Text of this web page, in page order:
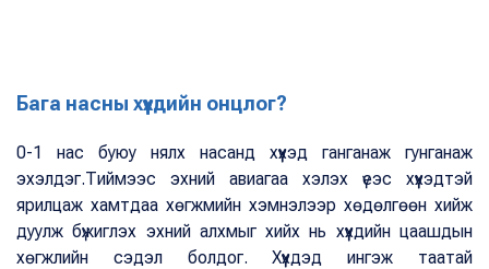
Бага насны хүүхдийн онцлог?
0-1 нас буюу нялх насанд хүүхэд ганганаж гунганаж
эхэлдэг.Тиймээс эхний авиагаа хэлэх үеэс хүүхэдтэй
ярилцаж хамтдаа хөгжмийн хэмнэлээр хөдөлгөөн хийж
дуулж бүжиглэх эхний алхмыг хийх нь хүүхдийн цаашдын
хөгжлийн сэдэл болдог. Хүүхдэд ингэж таатай